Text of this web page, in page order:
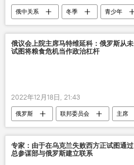
俄中关系 冬季
青少年
运动会
俄议会上院主席马特维延科：俄罗斯从未
试图将粮食危机当作政治杠杆
2022年12月18日, 21:43
俄罗斯 联邦委员会
主席
粮食危机
专家：由于在乌克兰失败西方正试图通过
总参谋部与俄罗斯建立联系